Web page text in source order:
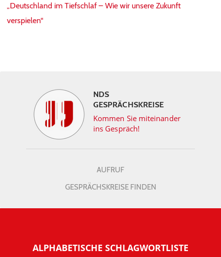
„Deutschland im Tiefschlaf – Wie wir unsere Zukunft
verspielen“
NDS
GESPRÄCHSKREISE
Kommen Sie miteinander
ins Gespräch!
AUFRUF
GESPRÄCHSKREISE FINDEN
ALPHABETISCHE SCHLAGWORTLISTE